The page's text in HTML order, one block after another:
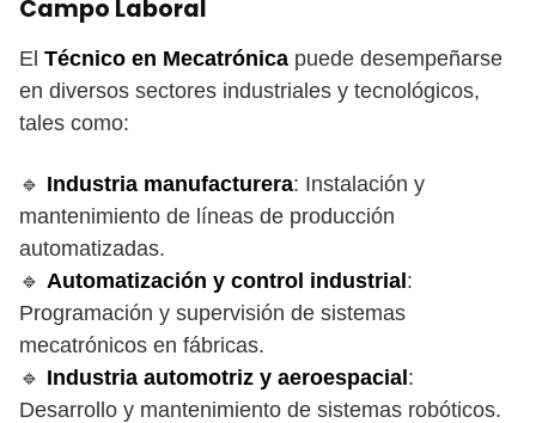
Campo Laboral
El Técnico en Mecatrónica puede desempeñarse
en diversos sectores industriales y tecnológicos,
tales como:
🔹 Industria manufacturera: Instalación y
mantenimiento de líneas de producción
automatizadas.
🔹 Automatización y control industrial :
Programación y supervisión de sistemas
mecatrónicos en fábricas.
🔹 Industria automotriz y aeroespacial :
Desarrollo y mantenimiento de sistemas robóticos.